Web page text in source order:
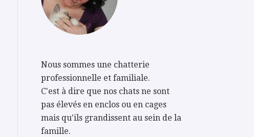
Nous sommes une chatterie
professionnelle et familiale.
C'est à dire que nos chats ne sont
pas élevés en enclos ou en cages
mais qu'ils grandissent au sein de la
famille.